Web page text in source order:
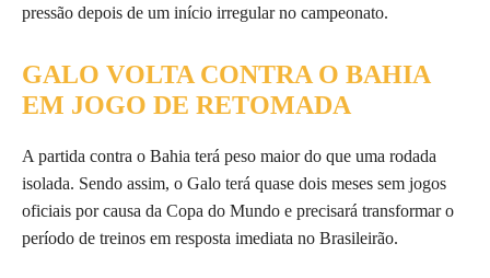
pressão depois de um início irregular no campeonato.
GALO VOLTA CONTRA O BAHIA
EM JOGO DE RETOMADA
A partida contra o Bahia terá peso maior do que uma rodada
isolada. Sendo assim, o Galo terá quase dois meses sem jogos
oficiais por causa da Copa do Mundo e precisará transformar o
período de treinos em resposta imediata no Brasileirão.